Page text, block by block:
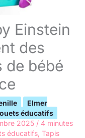
Einstein
des
de bébé
Elmer
éducatifs
2025 / 4 minutes
éducatifs Tapis